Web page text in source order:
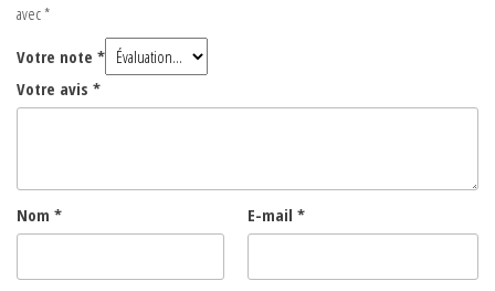
avec*
Votre note *
Votre avis *
Nom * E-mail *